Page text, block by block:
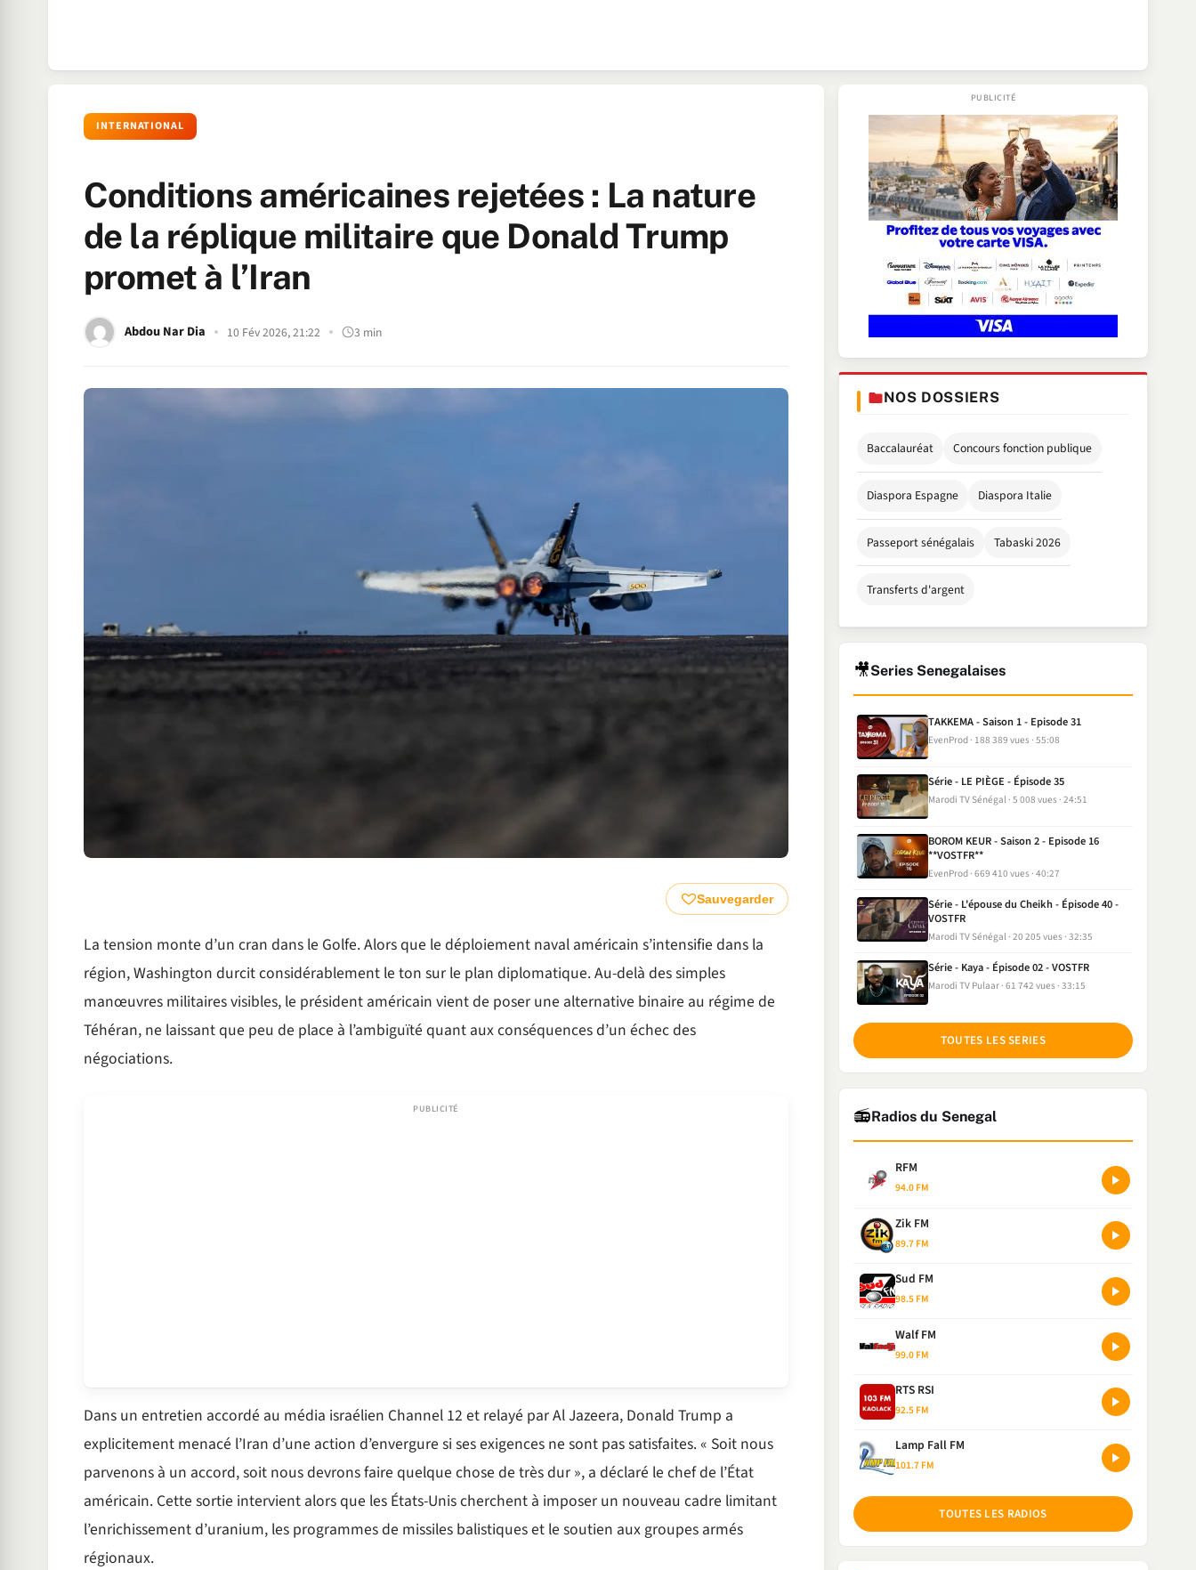
INTERNATIONAL
Conditions américaines rejetées : La nature
de la réplique militaire que Donald Trump
promet à l’Iran
Abdou Nar Dia 10 Fév 2026, 21:22 3 min
Sauvegarder
La tension monte d’un cran dans le Golfe. Alors que le déploiement naval américain s’intensifie dans la
région, Washington durcit considérablement le ton sur le plan diplomatique. Au-delà des simples
manœuvres militaires visibles, le président américain vient de poser une alternative binaire au régime de
Téhéran, ne laissant que peu de place à l’ambiguïté quant aux conséquences d’un échec des
négociations.
Dans un entretien accordé au média israélien Channel 12 et relayé par Al Jazeera, Donald Trump a
explicitement menacé l’Iran d’une action d’envergure si ses exigences ne sont pas satisfaites. « Soit nous
parvenons à un accord, soit nous devrons faire quelque chose de très dur », a déclaré le chef de l’État
américain. Cette sortie intervient alors que les États-Unis cherchent à imposer un nouveau cadre limitant
l’enrichissement d’uranium, les programmes de missiles balistiques et le soutien aux groupes armés
régionaux.
NOS DOSSIERS
Baccalauréat Concours fonction publique
Diaspora Espagne Diaspora Italie
Passeport sénégalais Tabaski 2026
Transferts d'argent
🎥Series Senegalaises
TAKKEMA - Saison 1 - Episode 31
EvenProd 188 389 vues 55:08
Série - LE PIÈGE - Épisode 35
Marodi TV Sénégal 5 008 vues 24:51
BOROM KEUR - Saison 2 - Episode 16
**VOSTFR**
EvenProd 669 410 vues 40:27
Série - L'épouse du Cheikh - Épisode 40 -
VOSTFR
Marodi TV Sénégal 20 205 vues 32:35
Série - Kaya - Épisode 02 - VOSTFR
Marodi TV Pulaar 61 742 vues 33:15
TOUTES LES SERIES
📻Radios du Senegal
RFM
94.0 FM
Zik FM
89.7 FM
Sud FM
98.5 FM
Walf FM
99.0 FM
RTS RSI
92.5 FM
Lamp Fall FM
101.7 FM
TOUTES LES RADIOS